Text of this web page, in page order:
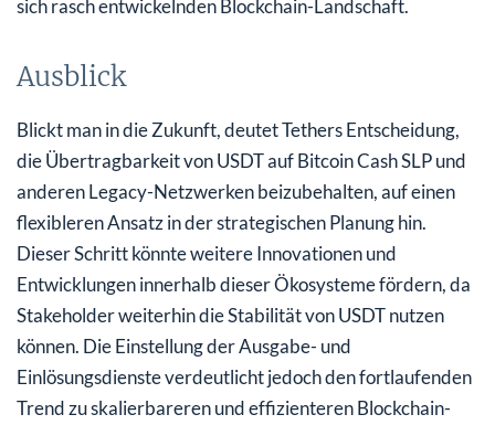
sich rasch entwickelnden Blockchain-Landschaft.
Ausblick
Blickt man in die Zukunft, deutet Tethers Entscheidung,
die Übertragbarkeit von USDT auf Bitcoin Cash SLP und
anderen Legacy-Netzwerken beizubehalten, auf einen
flexibleren Ansatz in der strategischen Planung hin.
Dieser Schritt könnte weitere Innovationen und
Entwicklungen innerhalb dieser Ökosysteme fördern, da
Stakeholder weiterhin die Stabilität von USDT nutzen
können. Die Einstellung der Ausgabe- und
Einlösungsdienste verdeutlicht jedoch den fortlaufenden
Trend zu skalierbareren und effizienteren Blockchain-